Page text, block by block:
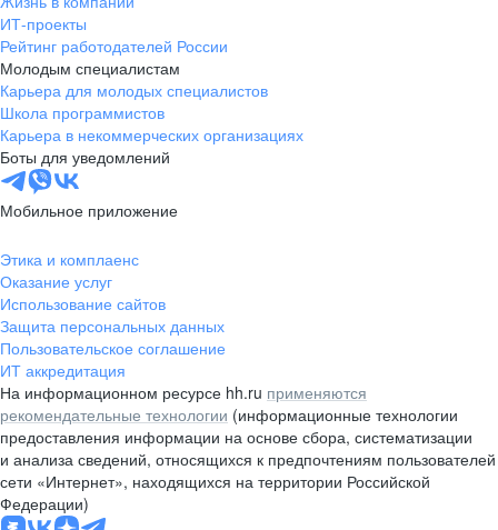
ИТ-проекты
Рейтинг работодателей России
Молодым специалистам
Карьера для молодых специалистов
Школа программистов
Карьера в некоммерческих организациях
Боты для уведомлений
Мобильное приложение
Этика и комплаенс
Оказание услуг
Использование сайтов
Защита персональных данных
Пользовательское соглашение
ИТ аккредитация
На информационном ресурсе hh.ru применяются
рекомендательные технологии (информационные технологии
предоставления информации на основе сбора, систематизации
и анализа сведений, относящихся к предпочтениям пользователей
сети «Интернет», находящихся на территории Российской
Федерации)